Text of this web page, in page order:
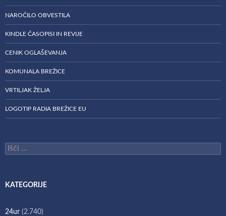
NAROČILO OBVESTILA
KINDLE ČASOPISI IN REVIJE
CENIK OGLAŠEVANJA
KOMUNALA BREŽICE
VRTILJAK ŽELJA
LOGOTIP RADIA BREŽICE EU
Išči:
KATEGORIJE
24ur (2.740)